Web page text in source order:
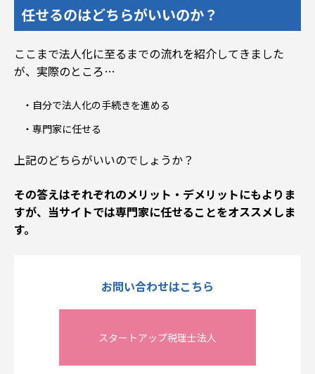
任せるのはどちらがいいのか？
ここまで法人化に至るまでの流れを紹介してきました
が、実際のところ…
自分で法人化の手続きを進める
専門家に任せる
上記のどちらがいいのでしょうか？
その答えはそれぞれのメリット・デメリットにもよりま
すが、当サイトでは専門家に任せることをオススメしま
す。
お問い合わせはこちら
スタートアップ税理士法人